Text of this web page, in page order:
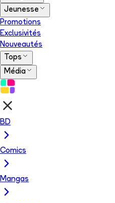
Jeunesse
Promotions
Exclusivités
Nouveautés
Tops
Média
BD
Comics
Mangas